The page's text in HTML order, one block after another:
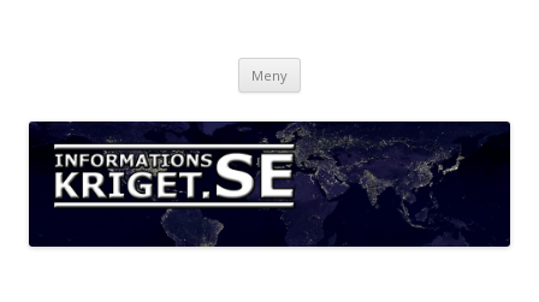
Meny